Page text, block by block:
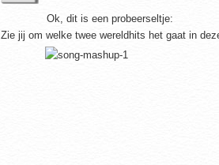
Ok, dit is een probeerseltje:
Zie jij om welke twee wereldhits het gaat in